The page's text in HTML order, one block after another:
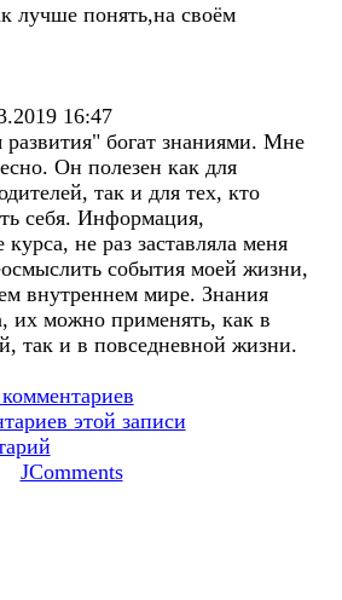
к лучше понять,на своём
16:47
богат знаниями. Мне
Он полезен как для
так и для тех, кто
себя. Информация,
не раз заставляла меня
события моей жизни,
внутреннем мире. Знания
их можно применять, как в
так и в повседневной жизни.
этой записи
JComments